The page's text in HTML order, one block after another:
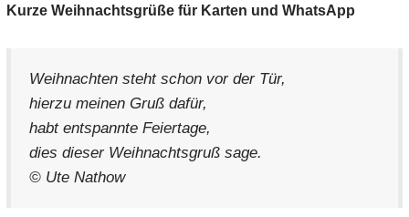
Kurze Weihnachtsgrüße für Karten und WhatsApp
Weihnachten steht schon vor der Tür,
hierzu meinen Gruß dafür,
habt entspannte Feiertage,
dies dieser Weihnachtsgruß sage.
© Ute Nathow